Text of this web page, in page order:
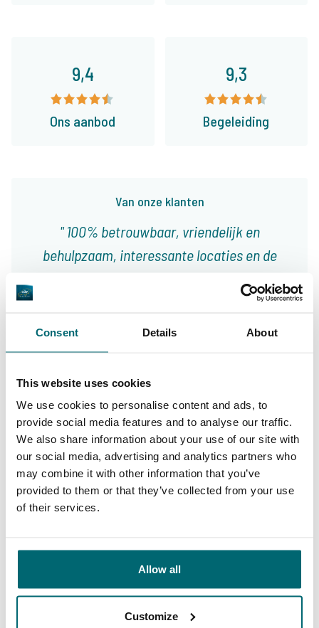
Consent Details About
This website uses cookies
We use cookies to personalise content and ads, to
provide social media features and to analyse our traffic.
We also share information about your use of our site with
our social media, advertising and analytics partners who
may combine it with other information that you’ve
provided to them or that they’ve collected from your use
of their services.
Allow all
Customize
Van onze klanten
100% betrouwbaar, vriendelijk en
behulpzaam, interessante locaties en de
juiste info. Toonaangevend in zijn sector en
mijn nr. 1 keuze voor het boeken van een
visvakantie!
9,4
Ons aanbod
9,3
Begeleiding
Uw professionele
Ruime keuze aan